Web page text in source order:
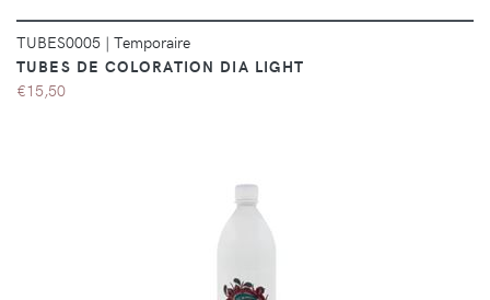
TUBES0005 | Temporaire
TUBES DE COLORATION DIA LIGHT
€15,50
DÉTAILS